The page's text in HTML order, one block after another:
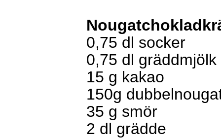
0,75 dl socker
0,75 dl
15 g kakao
150g dubbel
35 g smör
2 dl grädde